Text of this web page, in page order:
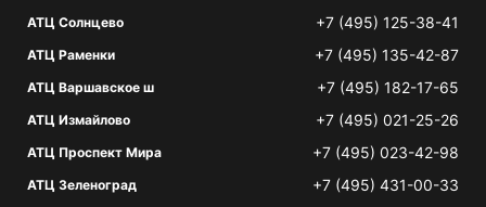
АТЦ Солнцево +7 (495) 125-38-41
АТЦ Раменки +7 (495) 135-42-87
АТЦ Варшавское ш +7 (495) 182-17-65
АТЦ Измайлово +7 (495) 021-25-26
АТЦ Проспект Мира +7 (495) 023-42-98
АТЦ Зеленоград +7 (495) 431-00-33